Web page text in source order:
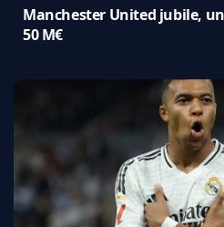
Manchester United jubile,
50 M€